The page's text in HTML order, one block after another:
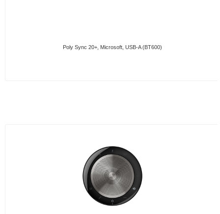
Poly Sync 20+, Microsoft, USB-A (BT600)